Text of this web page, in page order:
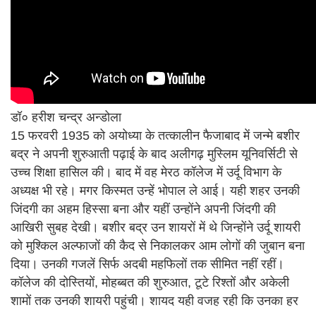
डॉ० हरीश चन्द्र अन्डोला
15 फरवरी 1935 को अयोध्या के तत्कालीन फैजाबाद में जन्मे बशीर
बद्र ने अपनी शुरुआती पढ़ाई के बाद अलीगढ़ मुस्लिम यूनिवर्सिटी से
उच्च शिक्षा हासिल की। बाद में वह मेरठ कॉलेज में उर्दू विभाग के
अध्यक्ष भी रहे। मगर किस्मत उन्हें भोपाल ले आई। यही शहर उनकी
जिंदगी का अहम हिस्सा बना और यहीं उन्होंने अपनी जिंदगी की
आखिरी सुबह देखी। बशीर बद्र उन शायरों में थे जिन्होंने उर्दू शायरी
को मुश्किल अल्फाजों की कैद से निकालकर आम लोगों की जुबान बना
दिया। उनकी गजलें सिर्फ अदबी महफिलों तक सीमित नहीं रहीं।
कॉलेज की दोस्तियों, मोहब्बत की शुरुआत, टूटे रिश्तों और अकेली
शामों तक उनकी शायरी पहुंची। शायद यही वजह रही कि उनका हर